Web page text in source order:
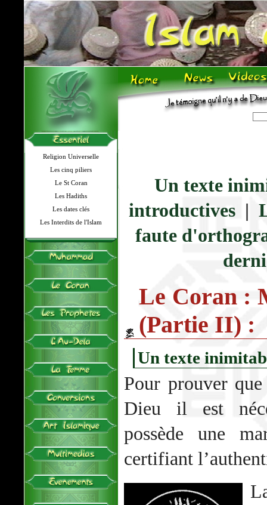
Religion Universelle
Les cinq piliers
Le St Coran
Les Hadiths
Les dates clés
Les Interdits de l'Islam
Un texte
introductives|
faute
Le Coran :
(Partie II) :
Un texte
Pour prouver
Dieu il est
possède une
certifiant